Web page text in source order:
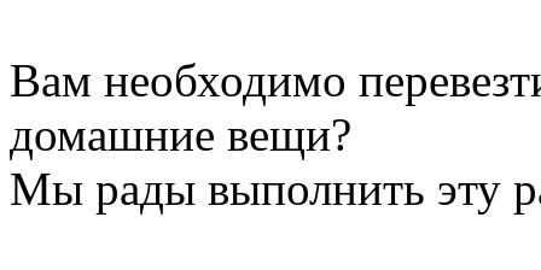
Вам необходимо
домашние вещи?
Мы рады выполнить эту